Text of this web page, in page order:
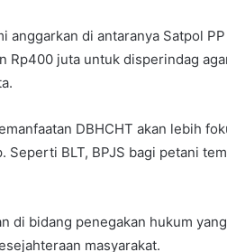
anggarkan di antaranya Satpol
Rp400 juta untuk disperindag
DBHCHT akan lebih
Seperti BLT, BPJS bagi petani
di bidang penegakan hukum
masyarakat.